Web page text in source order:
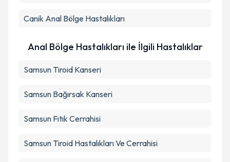
Canik Anal Bölge Hastalıkları
Anal Bölge Hastalıkları ile İlgili Hastalıklar
Samsun Tiroid Kanseri
Samsun Bağırsak Kanseri
Samsun Fıtık Cerrahisi
Samsun Tiroid Hastalıkları Ve Cerrahisi